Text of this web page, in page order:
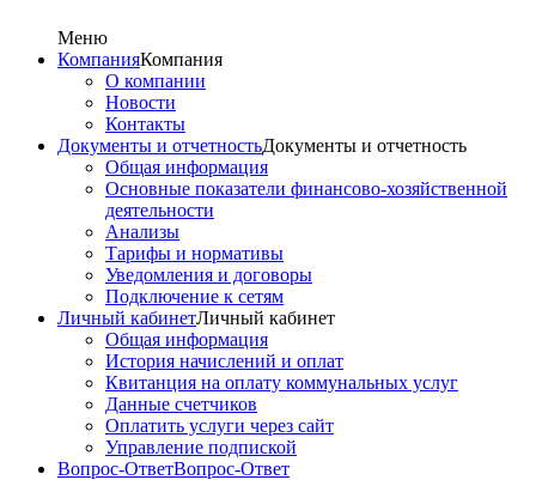
Меню
КомпанияКомпания
О компании
Новости
Контакты
Документы и отчетностьДокументы и отчетность
Общая информация
Основные показатели финансово-хозяйственной
деятельности
Анализы
Тарифы и нормативы
Уведомления и договоры
Подключение к сетям
Личный кабинетЛичный кабинет
Общая информация
История начислений и оплат
Квитанция на оплату коммунальных услуг
Данные счетчиков
Оплатить услуги через сайт
Управление подпиской
Вопрос-ОтветВопрос-Ответ